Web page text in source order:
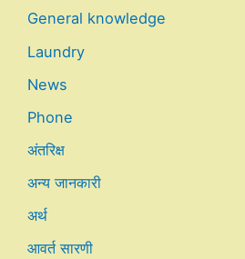
General knowledge
Laundry
News
Phone
अंतरिक्ष
अन्य जानकारी
अर्थ
आवर्त सारणी